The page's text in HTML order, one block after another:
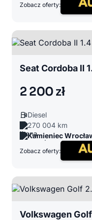
Zobacz oferty:
Seat Cordoba II
2 200 zł
Diesel
270 004 km
Kamieniec
Zobacz oferty:
Volkswagen